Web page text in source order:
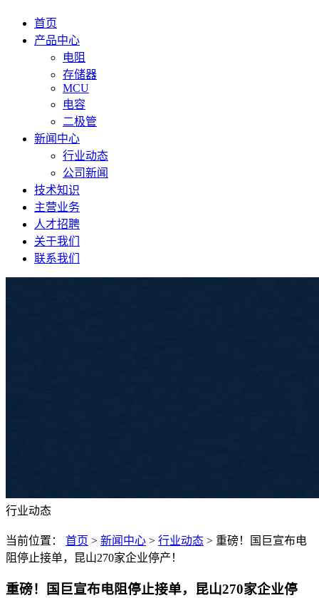
首页
产品中心
电阻
存储器
MCU
电容
二极管
新闻中心
行业动态
公司新闻
技术知识
主营业务
人才招聘
关于我们
联系我们
行业动态
当前位置： 首页 > 新闻中心 > 行业动态 > 重磅！国巨宣布电
阻停止接单，昆山270家企业停产！
重磅！国巨宣布电阻停止接单，昆山270家企业停